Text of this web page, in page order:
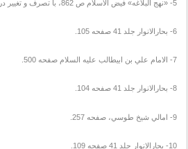
5- «نهج البلاغه» فيض الاسلام ص 862، با تصرف و تغيير در تحرير.
6- بحارالانوار جلد 41 صفحه 105.
7- الامام علي بن ابيطالب عليه السلام صفحه 500.
8- بحارالانوار جلد 41 صفحه 104.
9- امالي شيخ طوسي، صفحه 257.
10- بحارالانوار جلد 41 صفحه 109.